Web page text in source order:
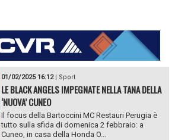
01/02/2025 16:12| Sport
LE BLACK ANGELS IMPEGNATE NELLA TANA DELLA
‘NUOVA’ CUNEO
Il focus della Bartoccini MC Restauri Perugia è
tutto sulla sfida di domenica 2 febbraio: a
Cuneo, in casa della Honda O...